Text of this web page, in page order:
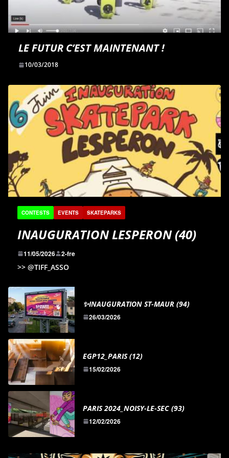
LE FUTUR C’EST MAINTENANT !
10/03/2018
CONTESTS EVENTS SKATEPARKS
INAUGURATION LESPERON (40)
11/05/2026 2-fre
>> @TIFF_ASSO
✨INAUGURATION ST-MAUR (94)
26/03/2026
EGP12_PARIS (12)
15/02/2026
PARIS 2024_NOISY-LE-SEC (93)
12/02/2026